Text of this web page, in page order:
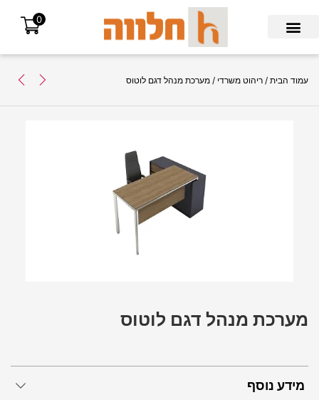
0
עמוד הבית / ריהוט משרדי / מערכת מנהל דגם לוטוס
מידע נוסף
מערכת מנהל דגם לוטוס